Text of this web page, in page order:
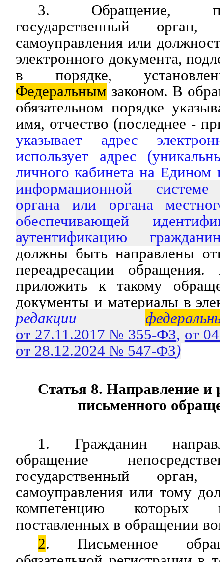
3. Обращение,
государственный
самоуправления или
электронного документа,
в порядке,
Федеральным законом. В
обязательном порядке
имя, отчество (последнее -
указывает адрес
использует адрес
личного кабинета на Едином
информационной системе
органа или органа
обеспечивающей
аутентификацию
должны быть направлены
переадресации обращения.
приложить к такому
документы и материалы в
редакции
от 27.11.2017 № 355-ФЗ, от
от 28.12.2024 № 547-ФЗ)
Статья 8. Направление и
письменного
1. Гражданин
обращение
государственный
самоуправления или тому
компетенцию которых
поставленных в обращении
2. Письменное